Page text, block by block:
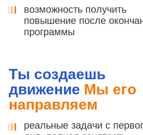
возможность получить
повышение после
программы
Ты создаешь
движение Мы его
направляем
реальные задачи с